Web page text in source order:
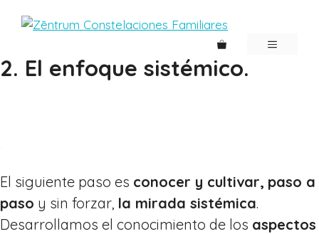
MENÚ
2. El enfoque sistémico.
El siguiente paso es conocer y cultivar, paso a
paso y sin forzar, la mirada sistémica.
Desarrollamos el conocimiento de los aspectos